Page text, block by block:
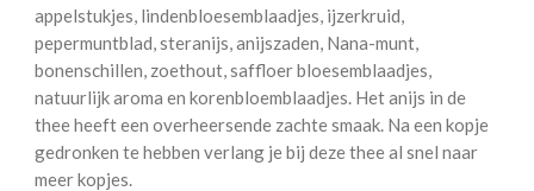
appelstukjes, lindenbloesemblaadjes, ijzerkruid,
pepermuntblad, steranijs, anijszaden, Nana-munt,
bonenschillen, zoethout, saffloer bloesemblaadjes,
natuurlijk aroma en korenbloemblaadjes. Het anijs in de
thee heeft een overheersende zachte smaak. Na een kopje
gedronken te hebben verlang je bij deze thee al snel naar
meer kopjes.